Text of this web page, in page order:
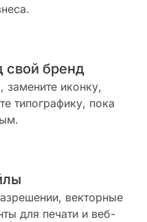
свой бренд
замените иконку,
типографику, пока
векторные
для печати и веб-